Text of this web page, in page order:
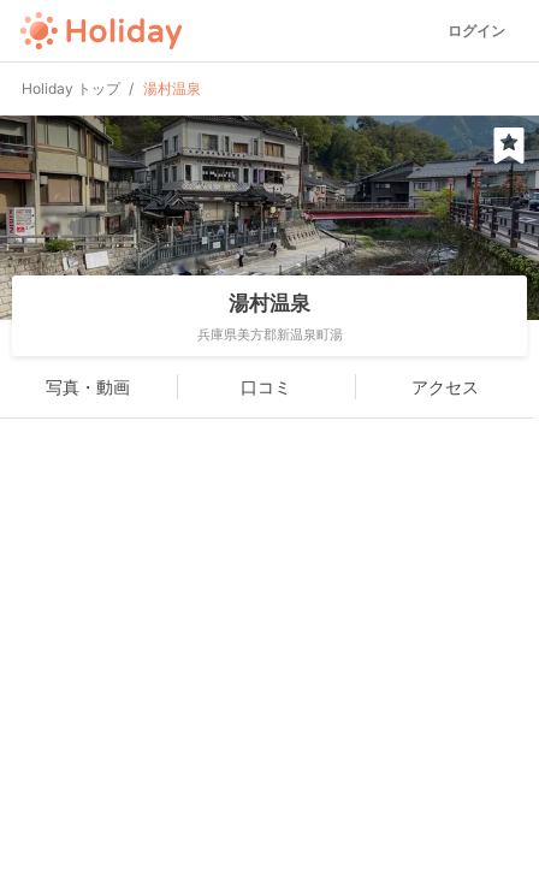
ログイン
Holiday トップ 湯村温泉
湯村温泉
兵庫県美方郡新温泉町湯
写真・動画 口コミ アクセス